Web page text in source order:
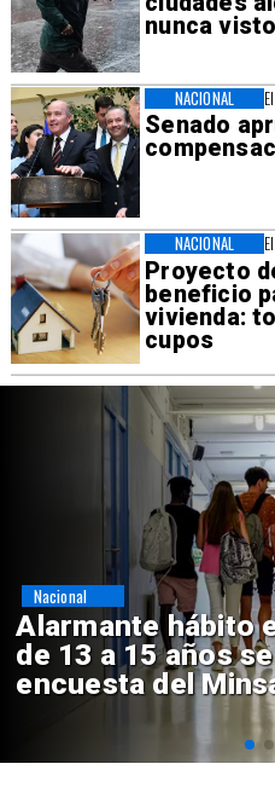
nunca
Senado
NACIONAL
Proyecto
beneficio
vivienda:
cupos
NACIONAL
Aprueban
Sebastián Piñera
de $4 mil millones
Regiones